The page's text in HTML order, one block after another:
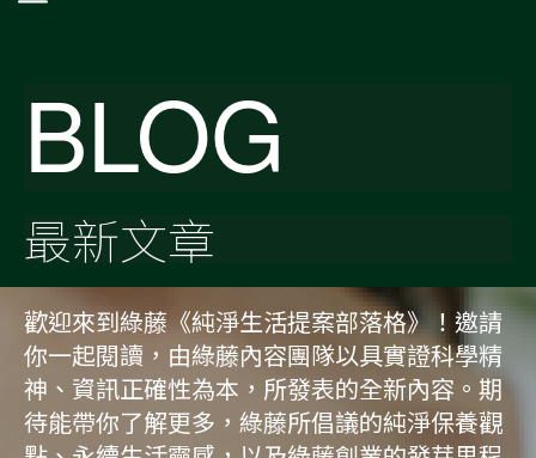
BLOG
最新文章
歡迎來到綠藤《純淨生活提案部落格》！邀請
你一起閱讀，由綠藤內容團隊以具實證科學精
神、資訊正確性為本，所發表的全新內容。期
待能帶你了解更多，綠藤所倡議的純淨保養觀